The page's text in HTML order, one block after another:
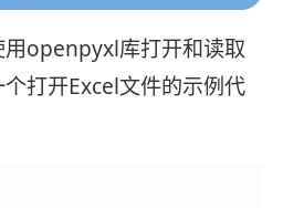
openpyxl库打开和读取
打开Excel文件的示例代